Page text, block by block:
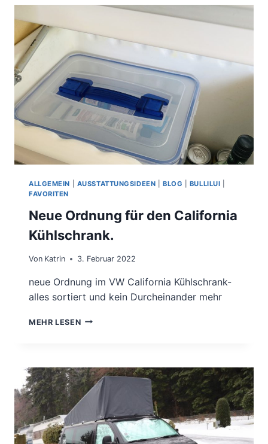
ALLGEMEIN AUSSTATTUNGSIDEEN BLOG BULLILUI
FAVORITEN
Neue Ordnung für den California
Kühlschrank.
Von Katrin 3. Februar 2022
neue Ordnung im VW California Kühlschrank-
alles sortiert und kein Durcheinander mehr
MEHR LESENNEUE
CALIFORNIA
KÜHLSCHRANK.